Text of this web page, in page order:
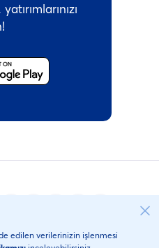
edilen verilerinizin işlenmesi